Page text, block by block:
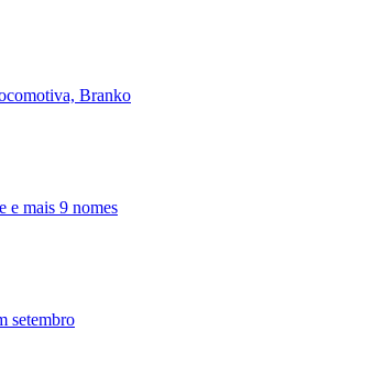
Branko
e mais 9 nomes
setembro